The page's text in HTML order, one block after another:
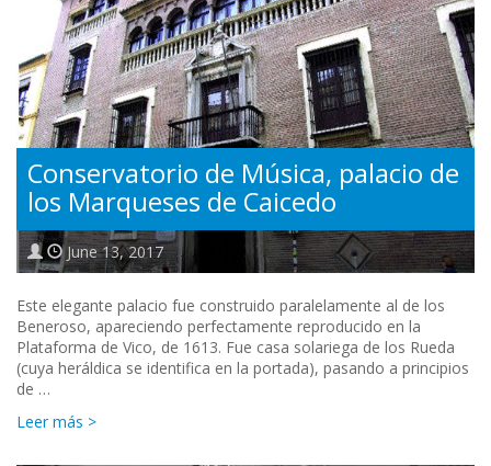
Conservatorio de Música, palacio de
los Marqueses de Caicedo
June 13, 2017
Este elegante palacio fue construido paralelamente al de los
Beneroso, apareciendo perfectamente reproducido en la
Plataforma de Vico, de 1613. Fue casa solariega de los Rueda
(cuya heráldica se identifica en la portada), pasando a principios
de …
Leer más >